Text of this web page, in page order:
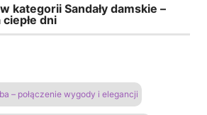
kategorii Sandały damskie –
dni
– połączenie wygody i elegancji